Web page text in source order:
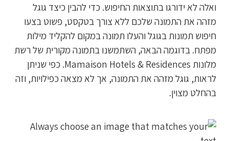
ואלה לא ידורגו בתוצאות החיפוש. כדי להבין כיצד גוגל
מזהה את התמונה שלכם ללא צורך בטקסט, פשוט בצעו
חיפוש תמונות בגוגל והעלו תמונה במקום להקליד מילות
מפתח. בדוגמה הבאה, השתמשנו בתמונה מקורית של רשת
מלונות Mamaison Hotels & Residences. כפי שניתן
לראות, גוגל מזהה את התמונה, אך לא מצאה כפילויות, וזה
בהחלט מצוין.